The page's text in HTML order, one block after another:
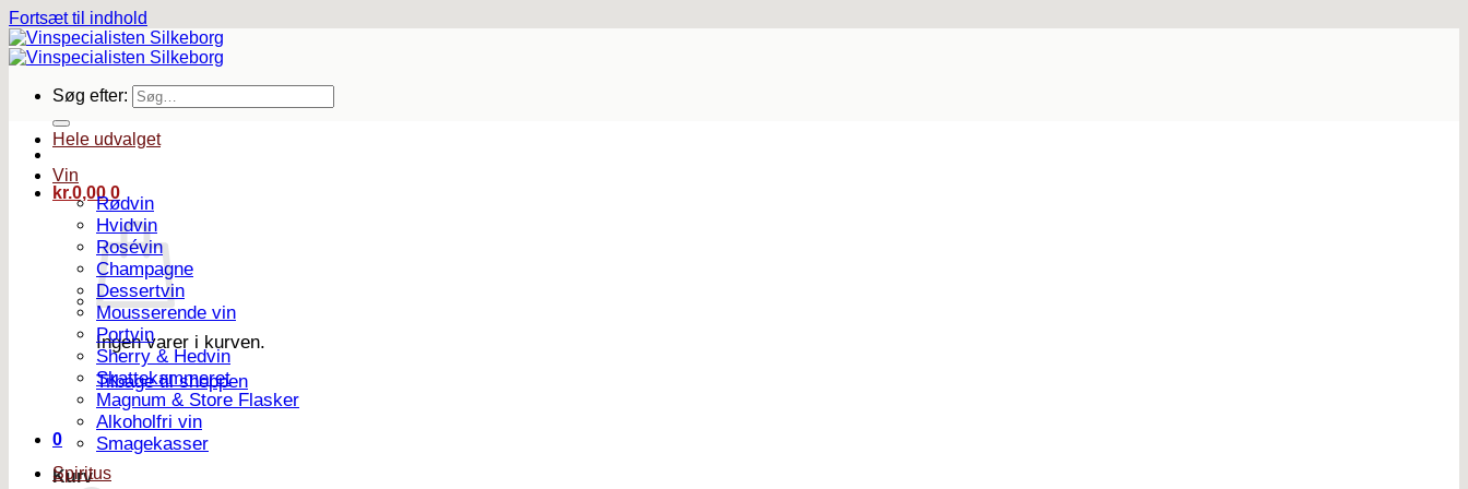
Fortsæt til indhold
Søg efter:
kr.0,00 0
Ingen varer i kurven.
Tilbage til shoppen
0
Kurv
Hele udvalget
Vin
Rødvin
Hvidvin
Rosévin
Champagne
Dessertvin
Mousserende vin
Portvin
Sherry & Hedvin
Skattekammeret
Magnum & Store Flasker
Alkoholfri vin
Smagekasser
Spiritus